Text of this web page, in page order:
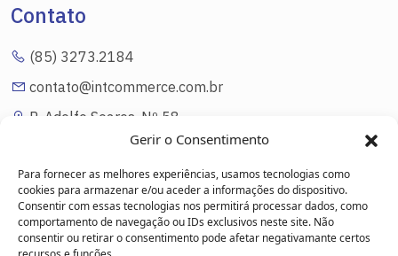
Gerir o Consentimento
Para fornecer as melhores experiências, usamos tecnologias como
cookies para armazenar e/ou aceder a informações do dispositivo.
Consentir com essas tecnologias nos permitirá processar dados, como
comportamento de navegação ou IDs exclusivos neste site. Não
consentir ou retirar o consentimento pode afetar negativamante certos
Contato
(85) 3273.2184
contato@intcommerce.com.br
R. Adolfo Soares, Nº 58
Eng. Luciano Cavalcante Fortaleza/CE
Link Úteis